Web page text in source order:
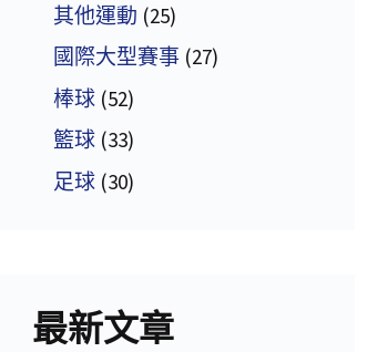
其他運動 (25)
國際大型賽事 (27)
棒球 (52)
籃球 (33)
足球 (30)
最新文章